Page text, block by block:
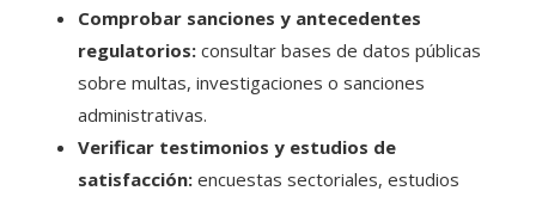
Comprobar sanciones y antecedentes
regulatorios: consultar bases de datos públicas
sobre multas, investigaciones o sanciones
administrativas.
Verificar testimonios y estudios de
satisfacción: encuestas sectoriales, estudios